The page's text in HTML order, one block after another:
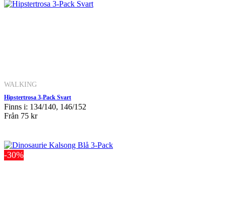
WALKING
Hipstertrosa 3-Pack Svart
Finns i: 134/140, 146/152
Från 75 kr
-30%